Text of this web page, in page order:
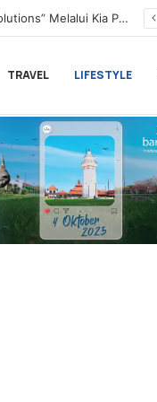
Transformasi Digital Perkuat Layanan, Bank bjb Raih Lima Titanium Awards pada PRIMA Awards 2026
TRAVEL LIFESTYLE